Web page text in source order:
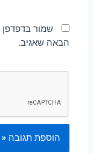
שמור
הבאה שאגיב.